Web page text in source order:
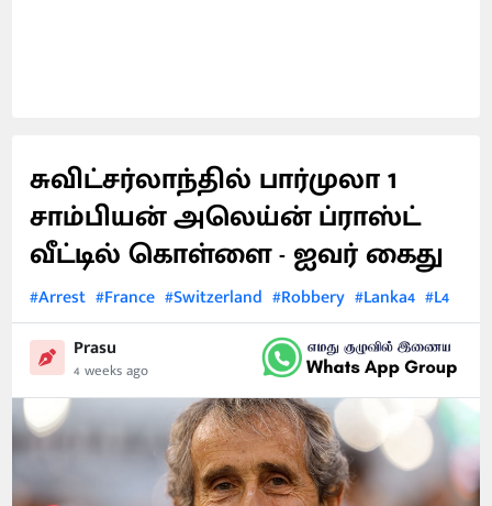
சுவிட்சர்லாந்தில் பார்முலா 1
சாம்பியன் அலெய்ன் ப்ராஸ்ட்
வீட்டில் கொள்ளை - ஐவர் கைது
#Arrest #France #Switzerland #Robbery #Lanka4 #L4
Prasu
4 weeks ago